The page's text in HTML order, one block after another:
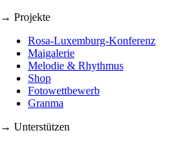
→ Projekte
Rosa-Luxemburg-Konferenz
Maigalerie
Melodie & Rhythmus
Shop
Fotowettbewerb
Granma
→ Unterstützen